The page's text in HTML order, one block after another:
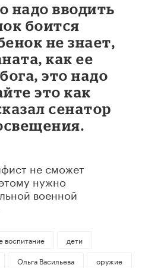
надо вводить
боится
не знает,
как ее
это надо
это как
сенатор
не сможет
нужно
военной
воспитание
дети
Ольга Васильева
оружие